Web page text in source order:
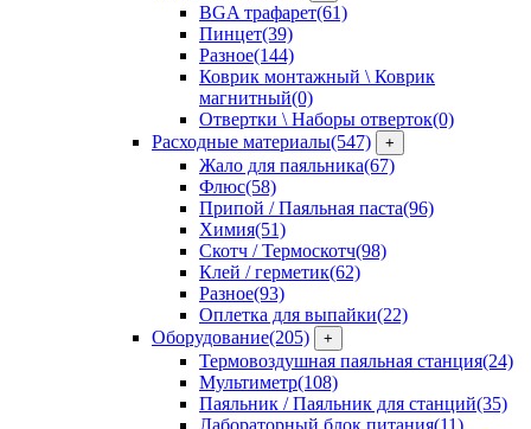
BGA трафарет(61)
Пинцет(39)
Разное(144)
Коврик монтажный \ Коврик
магнитный(0)
Отвертки \ Наборы отверток(0)
Расходные материалы(547) +
Жало для паяльника(67)
Флюс(58)
Припой / Паяльная паста(96)
Химия(51)
Скотч / Термоскотч(98)
Клей / герметик(62)
Разное(93)
Оплетка для выпайки(22)
Оборудование(205) +
Термовоздушная паяльная станция(24)
Мультиметр(108)
Паяльник / Паяльник для станций(35)
Лабораторный блок питания(11)